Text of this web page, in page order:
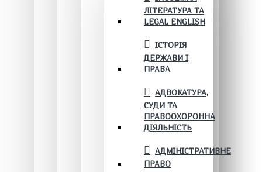
ЛІТЕРАТУРА ТА
LEGAL ENGLISH
ІСТОРІЯ
ДЕРЖАВИ І
ПРАВА
АДВОКАТУРА,
СУДИ ТА
ПРАВООХОРОННА
ДІЯЛЬНІСТЬ
АДМІНІСТРАТИВНЕ
ПРАВО